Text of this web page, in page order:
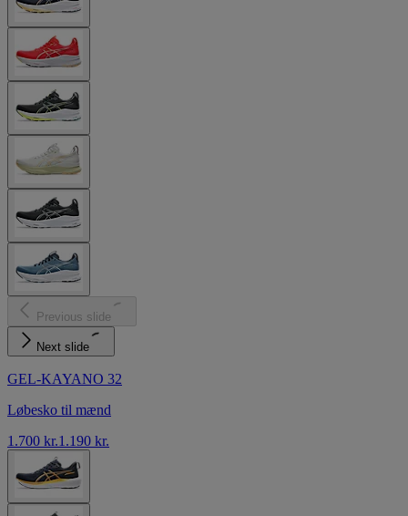
Previous slide
Next slide
GEL-KAYANO 32
Løbesko til mænd
1.700 kr.1.190 kr.